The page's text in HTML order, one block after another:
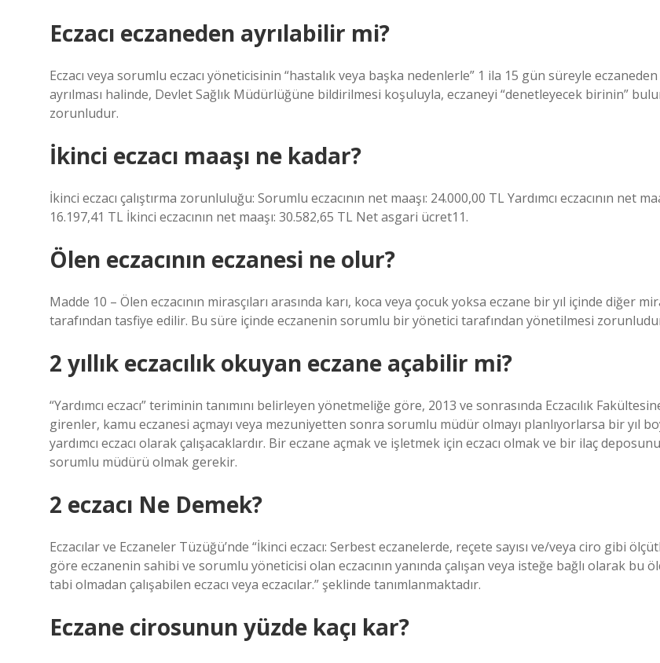
Eczacı eczaneden ayrılabilir mi?
Eczacı veya sorumlu eczacı yöneticisinin “hastalık veya başka nedenlerle” 1 ila 15 gün süreyle eczaneden
ayrılması halinde, Devlet Sağlık Müdürlüğüne bildirilmesi koşuluyla, eczaneyi “denetleyecek birinin”
zorunludur.
İkinci eczacı maaşı ne kadar?
İkinci eczacı çalıştırma zorunluluğu: Sorumlu eczacının net maaşı: 24.000,00 TL Yardımcı eczacının net
16.197,41 TL İkinci eczacının net maaşı: 30.582,65 TL Net asgari ücret11.
Ölen eczacının eczanesi ne olur?
Madde 10 – Ölen eczacının mirasçıları arasında karı, koca veya çocuk yoksa eczane bir yıl içinde diğer
tarafından tasfiye edilir. Bu süre içinde eczanenin sorumlu bir yönetici tarafından yönetilmesi
2 yıllık eczacılık okuyan eczane açabilir mi?
“Yardımcı eczacı” teriminin tanımını belirleyen yönetmeliğe göre, 2013 ve sonrasında Eczacılık
girenler, kamu eczanesi açmayı veya mezuniyetten sonra sorumlu müdür olmayı planlıyorlarsa bir yıl
yardımcı eczacı olarak çalışacaklardır. Bir eczane açmak ve işletmek için eczacı olmak ve bir ilaç
sorumlu müdürü olmak gerekir.
2 eczacı Ne Demek?
Eczacılar ve Eczaneler Tüzüğü’nde “İkinci eczacı: Serbest eczanelerde, reçete sayısı ve/veya ciro gibi
göre eczanenin sahibi ve sorumlu yöneticisi olan eczacının yanında çalışan veya isteğe bağlı olarak bu
tabi olmadan çalışabilen eczacı veya eczacılar.” şeklinde tanımlanmaktadır.
Eczane cirosunun yüzde kaçı kar?